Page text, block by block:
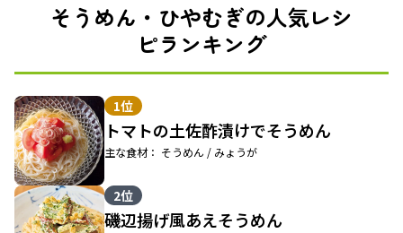
そうめん・ひやむぎの人気レシ
ピランキング
1位
トマトの土佐酢漬けでそうめん
主な食材： そうめん / みょうが
2位
磯辺揚げ風あえそうめん